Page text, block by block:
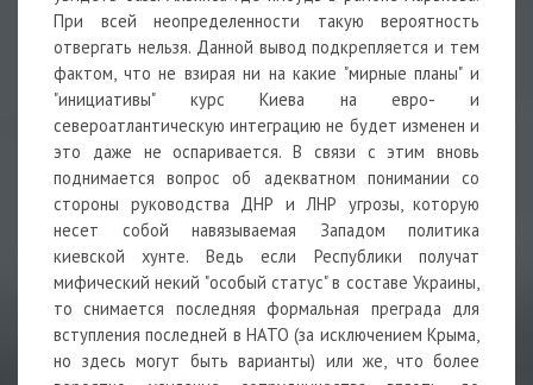
При всей неопределенности такую вероятность
отвергать нельзя. Данной вывод подкрепляется и тем
фактом, что не взирая ни на какие "мирные планы" и
"инициативы" курс Киева на евро- и
североатлантическую интеграцию не будет изменен и
это даже не оспаривается. В связи с этим вновь
поднимается вопрос об адекватном понимании со
стороны руководства ДНР и ЛНР угрозы, которую
несет собой навязываемая Западом политика
киевской хунте. Ведь если Республики получат
мифический некий "особый статус" в составе Украины,
то снимается последняя формальная преграда для
вступления последней в НАТО (за исключением Крыма,
но здесь могут быть варианты) или же, что более